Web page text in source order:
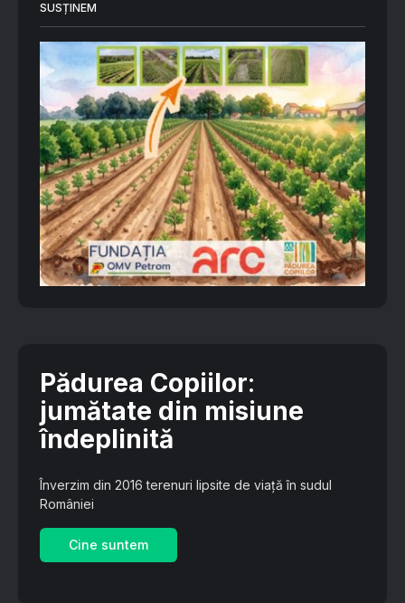
SUSȚINEM
Pădurea Copiilor:
jumătate din misiune
îndeplinită
Înverzim din 2016 terenuri lipsite de viață în sudul
României
Cine suntem